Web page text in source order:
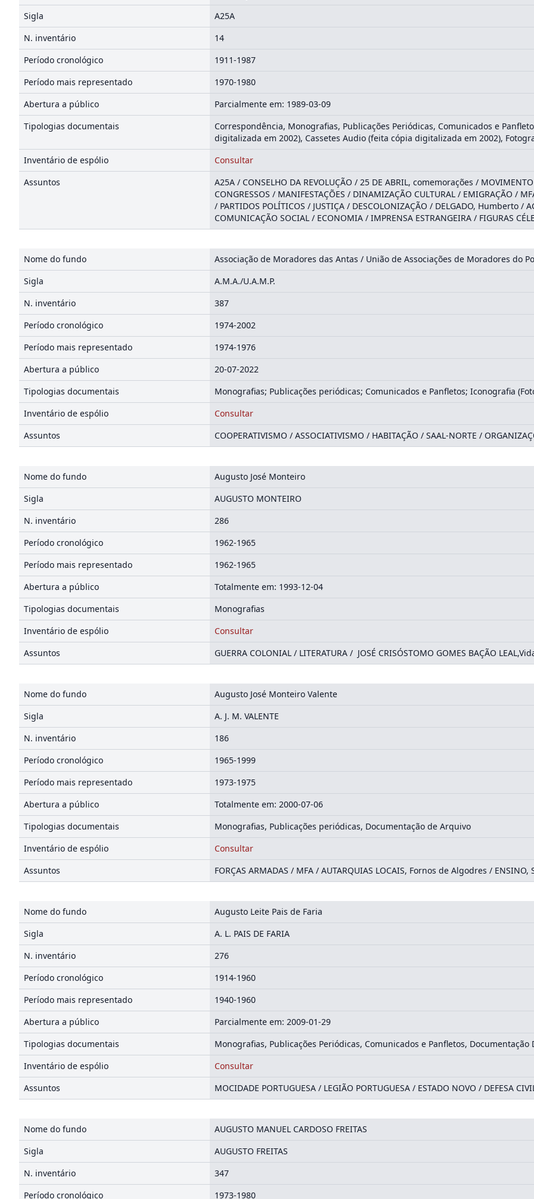
Sigla
A25A
N. inventário
14
Período cronológico
1911-1987
Período mais representado
1970-1980
Abertura a público
Parcialmente em: 1989-03-09
Tipologias documentais
Correspondência, Monografias, Publicações Periódicas, Comunicados e
digitalizada em 2002), Cassetes Audio (feita cópia digitalizada em 2002),
Inventário de espólio
Consultar
Assuntos
A25A / CONSELHO DA REVOLUÇÃO / 25 DE ABRIL, comemorações /
CONGRESSOS / MANIFESTAÇÕES / DINAMIZAÇÃO CULTURAL / EMIGRAÇÃO /
/ PARTIDOS POLÍTICOS / JUSTIÇA / DESCOLONIZAÇÃO / DELGADO, Humberto /
COMUNICAÇÃO SOCIAL / ECONOMIA / IMPRENSA ESTRANGEIRA / FIGURAS
Nome do fundo
Associação de Moradores das Antas / União de Associações de Moradores do
Sigla
A.M.A./U.A.M.P.
N. inventário
387
Período cronológico
1974-2002
Período mais representado
1974-1976
Abertura a público
20-07-2022
Tipologias documentais
Monografias; Publicações periódicas; Comunicados e Panfletos; Iconografia
Inventário de espólio
Consultar
Assuntos
COOPERATIVISMO / ASSOCIATIVISMO / HABITAÇÃO / SAAL-NORTE /
Nome do fundo
Augusto José Monteiro
Sigla
AUGUSTO MONTEIRO
N. inventário
286
Período cronológico
1962-1965
Período mais representado
1962-1965
Abertura a público
Totalmente em: 1993-12-04
Tipologias documentais
Monografias
Inventário de espólio
Consultar
Assuntos
GUERRA COLONIAL / LITERATURA / JOSÉ CRISÓSTOMO GOMES BAÇÃO
Nome do fundo
Augusto José Monteiro Valente
Sigla
A. J. M. VALENTE
N. inventário
186
Período cronológico
1965-1999
Período mais representado
1973-1975
Abertura a público
Totalmente em: 2000-07-06
Tipologias documentais
Monografias, Publicações periódicas, Documentação de Arquivo
Inventário de espólio
Consultar
Assuntos
FORÇAS ARMADAS / MFA / AUTARQUIAS LOCAIS, Fornos de Algodres / ENSINO,
Nome do fundo
Augusto Leite Pais de Faria
Sigla
A. L. PAIS DE FARIA
N. inventário
276
Período cronológico
1914-1960
Período mais representado
1940-1960
Abertura a público
Parcialmente em: 2009-01-29
Tipologias documentais
Monografias, Publicações Periódicas, Comunicados e Panfletos,
Inventário de espólio
Consultar
Assuntos
MOCIDADE PORTUGUESA / LEGIÃO PORTUGUESA / ESTADO NOVO / DEFESA
Nome do fundo
AUGUSTO MANUEL CARDOSO FREITAS
Sigla
AUGUSTO FREITAS
N. inventário
347
Período cronológico
1973-1980